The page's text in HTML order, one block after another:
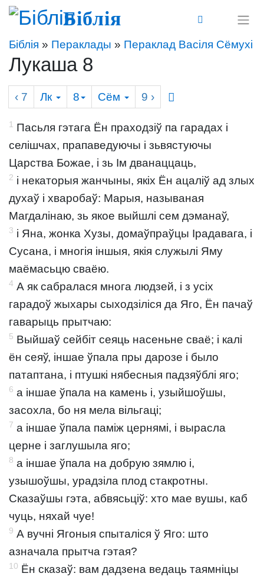
Біблія
Біблія » Пераклады » Пераклад Васіля Сёмухі
Лукаша 8
‹ 7 Лк 8 Сём 9 ›
1 Пасьля гэтага Ён праходзіў па гарадах і
селішчах, прапаведуючы і зьвястуючы
Царства Божае, і зь Ім дванаццаць,
2 і некаторыя жанчыны, якіх Ён ацаліў ад злых
духаў і хваробаў: Марыя, называная
Магдалінаю, зь якое выйшлі сем дэманаў,
3 і Яна, жонка Хузы, домаўпраўцы Ірадавага, і
Сусана, і многія іншыя, якія служылі Яму
маёмасьцю сваёю.
4 А як сабралася многа людзей, і з усіх
гарадоў жыхары сыходзіліся да Яго, Ён пачаў
гаварыць прытчаю:
5 Выйшаў сейбіт сеяць насеньне сваё; і калі
ён сеяў, іншае ўпала пры дарозе і было
патаптана, і птушкі нябесныя падзяўблі яго;
6 а іншае ўпала на камень і, узыйшоўшы,
засохла, бо ня мела вільгаці;
7 а іншае ўпала паміж цернямі, і вырасла
церне і заглушыла яго;
8 а іншае ўпала на добрую зямлю і,
узышоўшы, урадзіла плод стакротны.
Сказаўшы гэта, абвясьціў: хто мае вушы, каб
чуць, няхай чуе!
9 А вучні Ягоныя спыталіся ў Яго: што
азначала прытча гэтая?
10 Ён сказаў: вам дадзена ведаць таямніцы